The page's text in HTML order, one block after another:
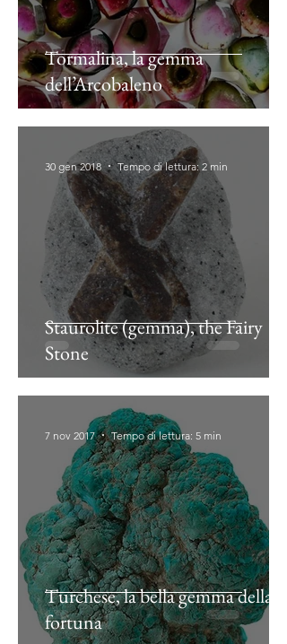
Tormalina, la gemma
dell’Arcobaleno
Staurolite (gemma), the Fairy
Stone
30 gen 2018 Tempo di lettura: 2 min
Turchese, la bella gemma della
fortuna
7 nov 2017 Tempo di lettura: 5 min